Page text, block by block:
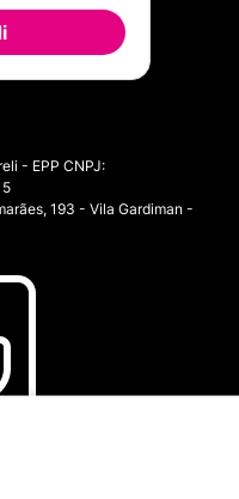
- EPP CNPJ:
193 - Vila Gardiman -